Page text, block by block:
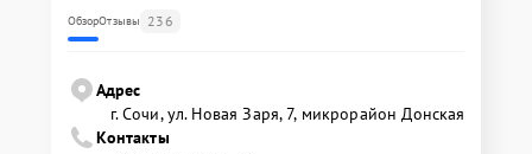
ОбзорОтзывы 236
Адрес
г. Сочи, ул. Новая Заря, 7, микрорайон Донская
Контакты